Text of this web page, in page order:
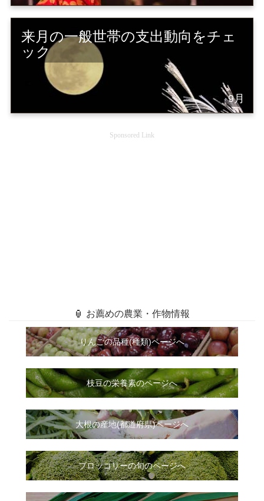
来月の一般世帯の支出動向をチェ
ック
9月
Sponsored Link
🏮 お薦めの農業・作物情報
りんごの品種(種類)ページへ
枝豆の栄養素のページへ
大根の産地(都道府県)ページへ
ブロッコリーの旬のページへ